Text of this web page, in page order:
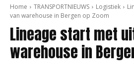
Home TRANSPORTNIEUWS Logistiek
van warehouse in Bergen op Zoom
Lineage start met
warehouse in